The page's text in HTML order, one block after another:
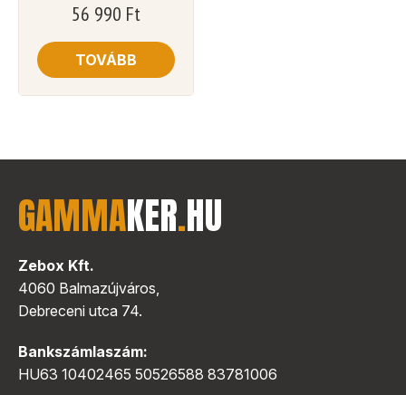
56 990 Ft
TOVÁBB
GAMMAKER.HU
Zebox Kft.
4060 Balmazújváros,
Debreceni utca 74.
Bankszámlaszám:
HU63 10402465 50526588 83781006